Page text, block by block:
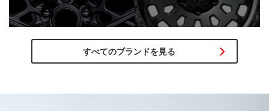
すべてのブランドを見る